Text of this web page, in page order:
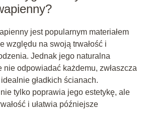
jest popularnym materiałem
względu na swoją trwałość i
Jednak jego naturalna
nie odpowiadać każdemu, zwłaszcza
gładkich ścianach.
tylko poprawia jego estetykę, ale
i ułatwia późniejsze